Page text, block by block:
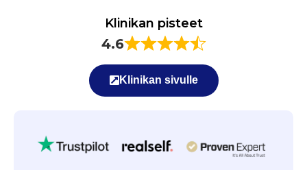
Klinikan pisteet
4.6
Klinikan sivulle